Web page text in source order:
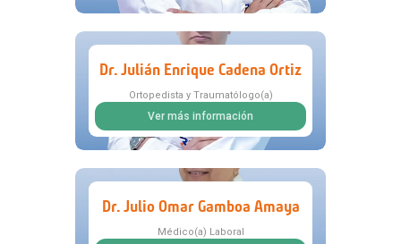
Dr. Julián Enrique Cadena Ortiz
Ortopedista y Traumatólogo(a)
Ver más información
Dr. Julio Omar Gamboa Amaya
Médico(a) Laboral